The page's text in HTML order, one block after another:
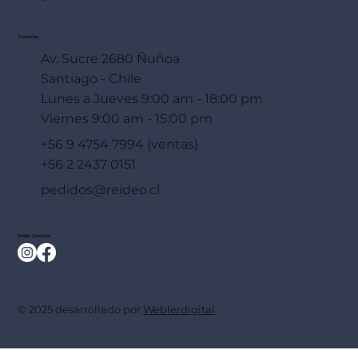
Dirección
Av. Sucre 2680 Ñuñoa
Santiago - Chile
Lunes a Jueves 9:00 am - 18:00 pm
Viernes 9:00 am - 15:00 pm
+56 9 4754 7994 (ventas)
+56 2 2437 0151
pedidos@reideo.cl
Redes Sociales
© 2025 desarrollado por Weblerdigital